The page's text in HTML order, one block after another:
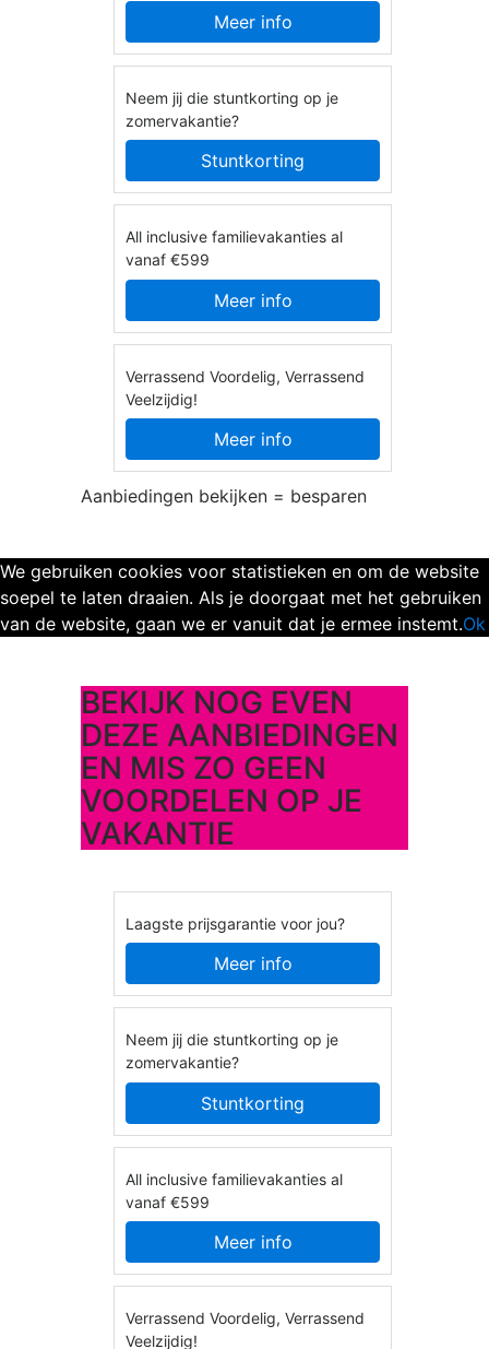
Meer info
Neem jij die stuntkorting op je
zomervakantie?
Stuntkorting
All inclusive familievakanties al
vanaf €599
Meer info
Verrassend Voordelig, Verrassend
Veelzijdig!
Meer info
Aanbiedingen bekijken = besparen
We gebruiken cookies voor statistieken en om de website
soepel te laten draaien. Als je doorgaat met het gebruiken
van de website, gaan we er vanuit dat je ermee instemt.Ok
BEKIJK NOG EVEN
DEZE AANBIEDINGEN
EN MIS ZO GEEN
VOORDELEN OP JE
VAKANTIE
Laagste prijsgarantie voor jou?
Meer info
Neem jij die stuntkorting op je
zomervakantie?
Stuntkorting
All inclusive familievakanties al
vanaf €599
Meer info
Verrassend Voordelig, Verrassend
Veelzijdig!